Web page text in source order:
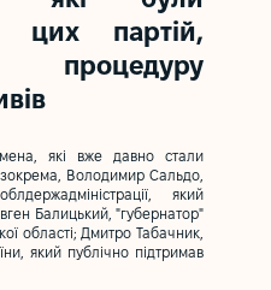
цих партій,
процедуру
які вже давно стали
зокрема, Володимир Сальдо,
який
Балицький, "губернатор"
області; Дмитро Табачник,
який публічно підтримав